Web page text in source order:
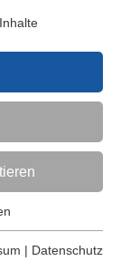
Funktionen der
| Datenschutz